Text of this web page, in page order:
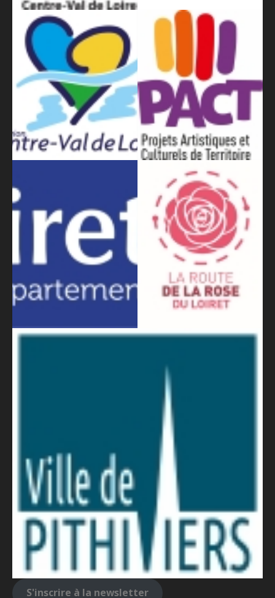
S'inscrire à la newsletter